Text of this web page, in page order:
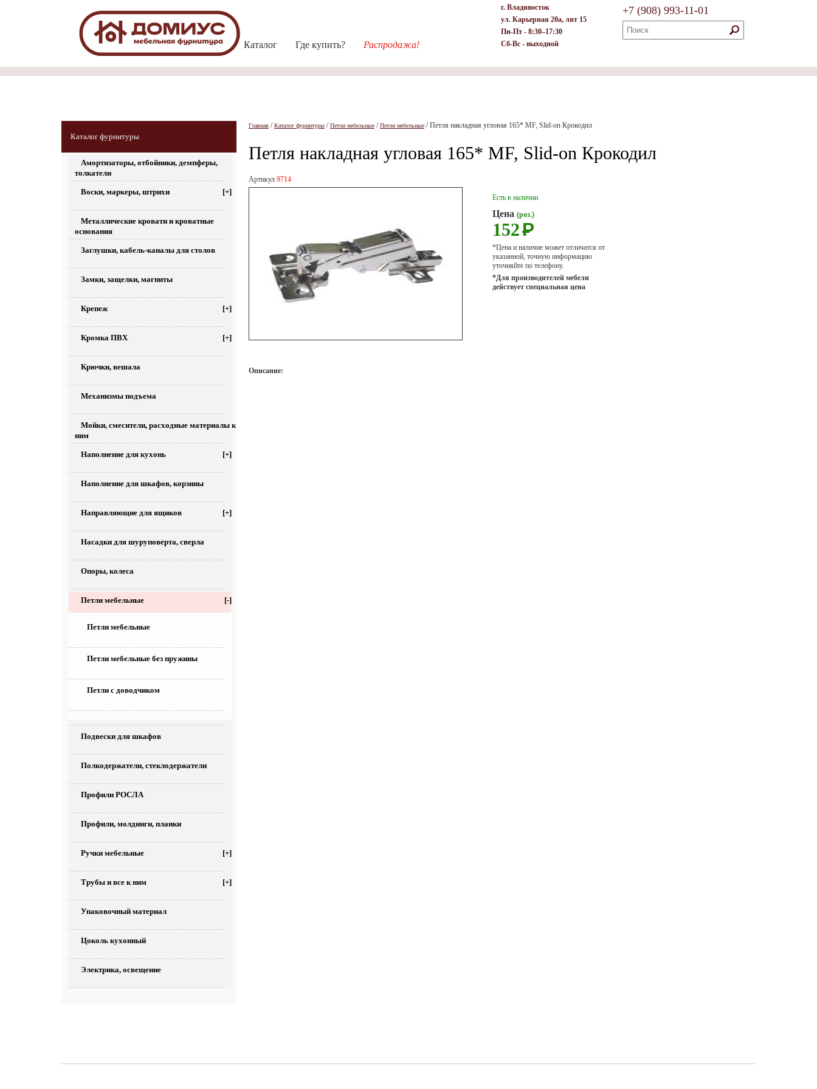
Каталог Где купить? Распродажа!
г. Владивосток
ул. Карьерная 20а, лит 15
Пн-Пт - 8:30–17:30
Сб-Вс - выходной
+7 (908) 993-11-01
Каталог фурнитуры
Амортизаторы, отбойники, демпферы,
толкатели
Воски, маркеры, штрихи [+]
Металлические кровати и кроватные
основания
Заглушки, кабель-каналы для столов
Замки, защелки, магниты
Крепеж [+]
Кромка ПВХ [+]
Крючки, вешала
Механизмы подъема
Мойки, смесители, расходные материалы к
ним
Наполнение для кухонь [+]
Наполнение для шкафов, корзины
Направляющие для ящиков [+]
Насадки для шуруповерта, сверла
Опоры, колеса
Петли мебельные [-]
Петли мебельные
Петли мебельные без пружины
Петли с доводчиком
Подвески для шкафов
Полкодержатели, стеклодержатели
Профили РОСЛА
Профили, молдинги, планки
Ручки мебельные [+]
Трубы и все к ним [+]
Упаковочный материал
Цоколь кухонный
Электрика, освещение
Главная /Каталог фурнитуры /Петли мебельные /Петли мебельные /Петля накладная угловая 165* MF, Slid-on Крокодил
Петля накладная угловая 165* MF, Slid-on Крокодил
Артикул 9714
Есть в наличии
Цена (роз.)
152Р
*Цена и наличие может отличатся от
указанной, точную информацию
уточняйте по телефону.
*Для производителей мебели
действует специальная цена
Описание: